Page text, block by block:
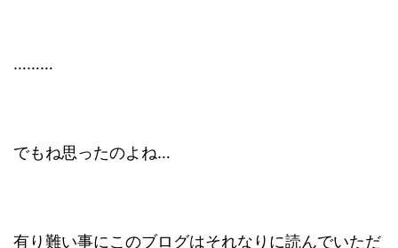
………
でもね思ったのよね…
有り難い事にこのブログはそれなりに読んでいただ